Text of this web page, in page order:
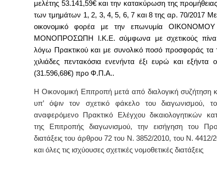
μελέτης 53.141,59€ και την κατακύρωση της
των τμημάτων 1, 2, 3, 4, 5, 6, 7 και 8 της αρ. 70/2017
οικονομικό φορέα με την επωνυμία ΟΙΚΟΝΟΜΟΥ
ΜΟΝΟΠΡΟΣΩΠΗ Ι.Κ.Ε.σύμφωνα με σχετικούς
λόγω Πρακτικού και με συνολικό ποσό προσφοράς τα
χιλιάδες πεντακόσια ενενήντα έξι ευρώ και εξήντα
(31.596,68€) προ Φ.Π.Α..
Η Οικονομική Επιτροπή μετά από διαλογική συζήτηση
υπ’ όψιν τον σχετικό φάκελο του διαγωνισμού,
αναφερόμενο Πρακτικό Ελέγχου δικαιολογητικών
της Επιτροπής διαγωνισμού, την εισήγηση του
διατάξεις του άρθρου 72 του Ν. 3852/2010, του Ν.
και όλες τις ισχύουσες σχετικές νομοθετικές διατάξεις